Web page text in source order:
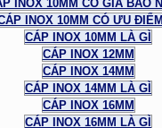
INOX 10MM CÓ GIÁ BAO
INOX 10MM CÓ ƯU
CÁP INOX 10MM LÀ GÌ
CÁP INOX 12MM
CÁP INOX 14MM
CÁP INOX 14MM LÀ GÌ
CÁP INOX 16MM
CÁP INOX 16MM LÀ GÌ